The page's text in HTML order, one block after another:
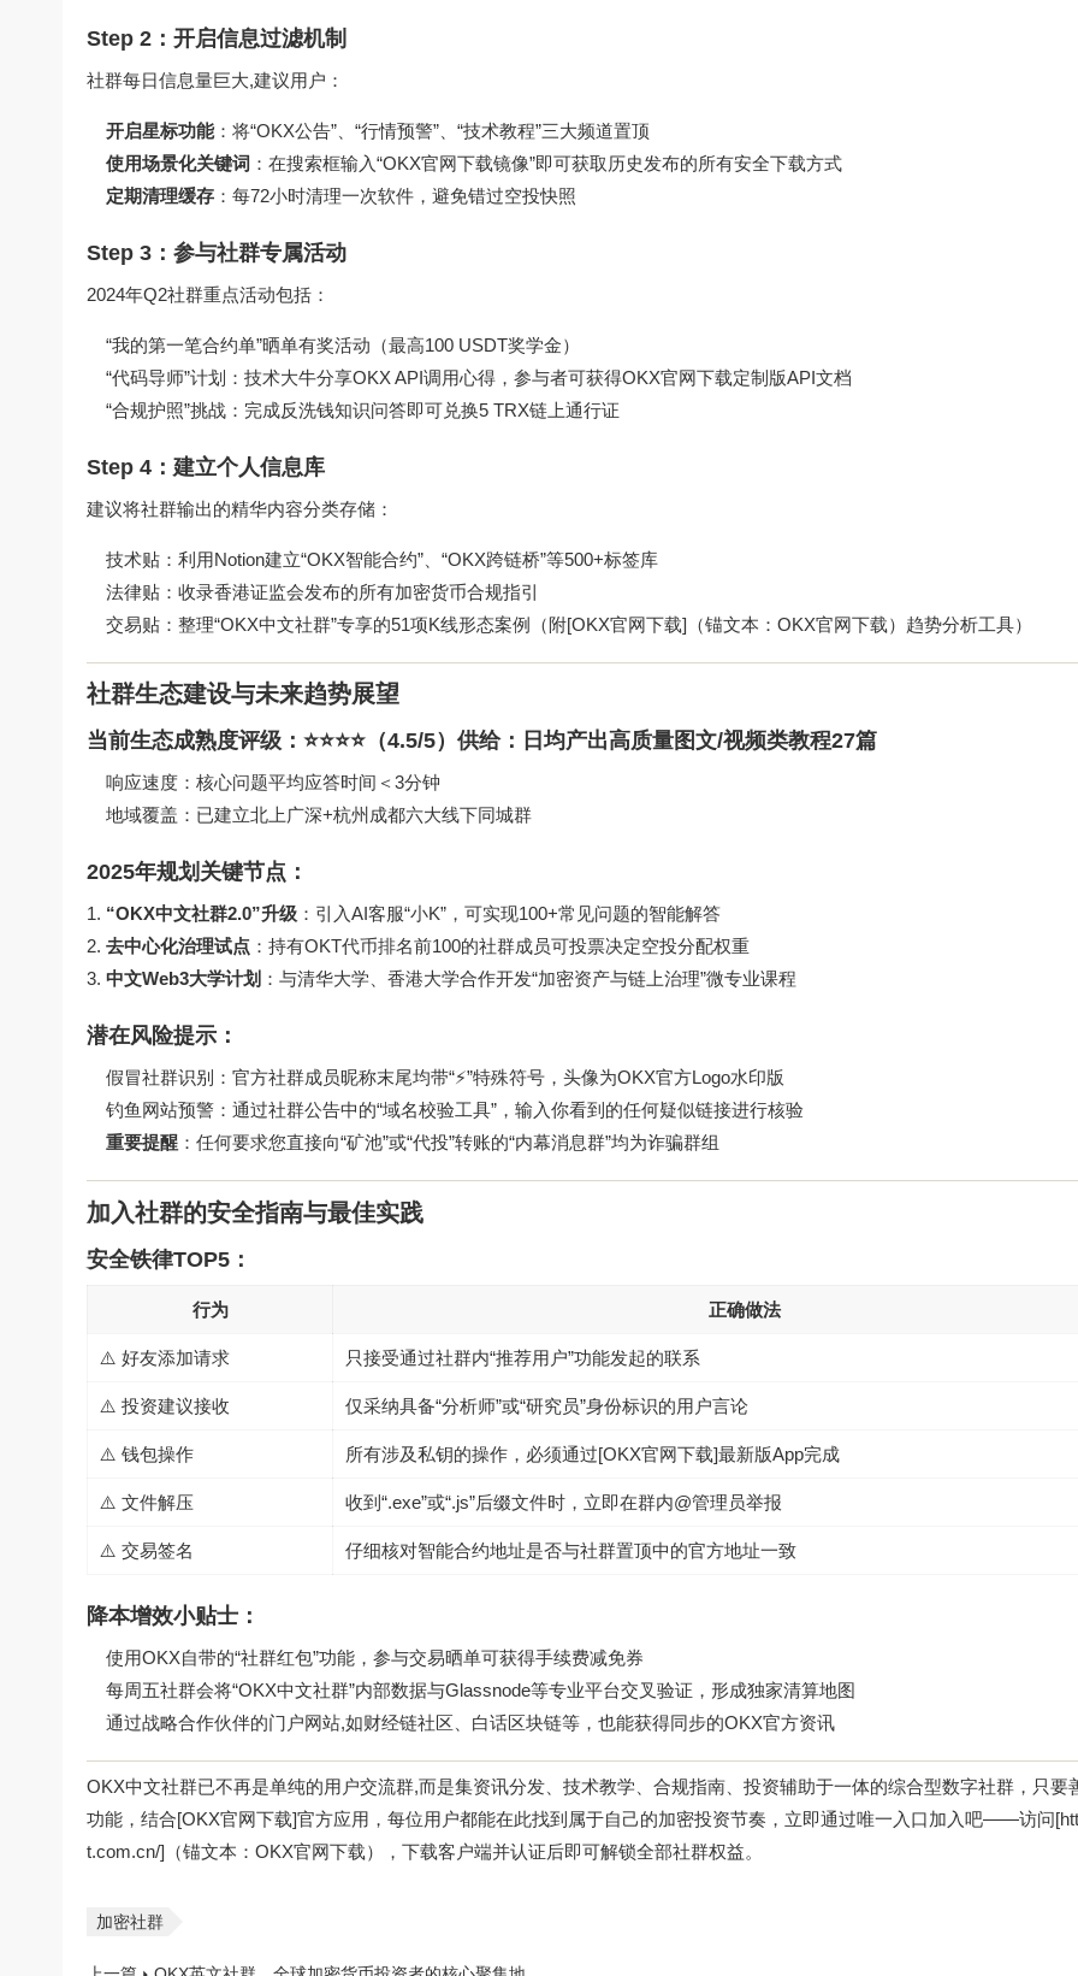
Step 2：开启信息过滤机制
社群每日信息量巨大,建议用户：
开启星标功能：将“OKX公告”、“行情预警”、“技术教程”三大频道置顶
使用场景化关键词 ：在搜索框输入“OKX官网下载镜像”即可获取历史发布的所有安全下载方式
定期清理缓存 ：每72小时清理一次软件，避免错过空投快照
Step 3：参与社群专属活动
2024年Q2社群重点活动包括：
“我的第一笔合约单”晒单有奖活动（最高100 USDT奖学金）
“代码导师”计划：技术大牛分享OKX API调用心得，参与者可获得OKX官网下载定制版API文档
“合规护照”挑战：完成反洗钱知识问答即可兑换5 TRX链上通行证
Step 4：建立个人信息库
建议将社群输出的精华内容分类存储：
技术贴：利用Notion建立“OKX智能合约”、“OKX跨链桥”等500+标签库
法律贴：收录香港证监会发布的所有加密货币合规指引
交易贴：整理“OKX中文社群”专享的51项K线形态案例（附[OKX官网下载]（锚文本：OKX官网下载）趋势分析工具）
社群生态建设与未来趋势展望
当前生态成熟度评级：⭐⭐⭐⭐（4.5/5）供给：日均产出高质量图文/视频类教程27篇
响应速度：核心问题平均应答时间＜3分钟
地域覆盖：已建立北上广深+杭州成都六大线下同城群
2025年规划关键节点：
“OKX中文社群2.0”升级 ：引入AI客服“小K”，可实现100+常见问题的智能解答
去中心化治理试点 ：持有OKT代币排名前100的社群成员可投票决定空投分配权重
中文Web3大学计划 ：与清华大学、香港大学合作开发“加密资产与链上治理”微专业课程
潜在风险提示：
假冒社群识别：官方社群成员昵称末尾均带“⚡️”特殊符号，头像为OKX官方Logo水印版
钓鱼网站预警：通过社群公告中的“域名校验工具”，输入你看到的任何疑似链接进行核验
重要提醒 ：任何要求您直接向“矿池”或“代投”转账的“内幕消息群”均为诈骗群组
加入社群的安全指南与最佳实践
安全铁律TOP5：
行为 正确做法
⚠️ 好友添加请求 只接受通过社群内“推荐用户”功能发起的联系
⚠️ 投资建议接收 仅采纳具备“分析师”或“研究员”身份标识的用户言论
⚠️ 钱包操作 所有涉及私钥的操作，必须通过[OKX官网下载]最新版App完成
⚠️ 文件解压 收到“.exe”或“.js”后缀文件时，立即在群内@管理员举报
⚠️ 交易签名 仔细核对智能合约地址是否与社群置顶中的官方地址一致
降本增效小贴士：
使用OKX自带的“社群红包”功能，参与交易晒单可获得手续费减免券
每周五社群会将“OKX中文社群”内部数据与Glassnode等专业平台交叉验证，形成独家清算地图
通过战略合作伙伴的门户网站,如财经链社区、白话区块链等，也能获得同步的OKX官方资讯
OKX中文社群已不再是单纯的用户交流群,而是集资讯分发、技术教学、合规指南、投资辅助于一体的综合型数字社群，只要
功能，结合[OKX官网下载]官方应用，每位用户都能在此找到属于自己的加密投资节奏，立即通过唯一入口加入吧——访问
t.com.cn/]（锚文本：OKX官网下载），下载客户端并认证后即可解锁全部社群权益。
加密社群